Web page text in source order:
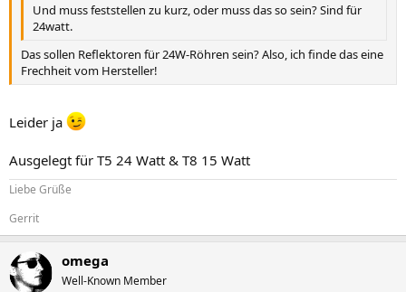
Und muss feststellen zu kurz, oder muss das so sein? Sind für
24watt.
Das sollen Reflektoren für 24W-Röhren sein? Also, ich finde das eine
Frechheit vom Hersteller!
Leider ja
Ausgelegt für T5 24 Watt & T8 15 Watt
Liebe Grüße
Gerrit
omega
Well-Known Member